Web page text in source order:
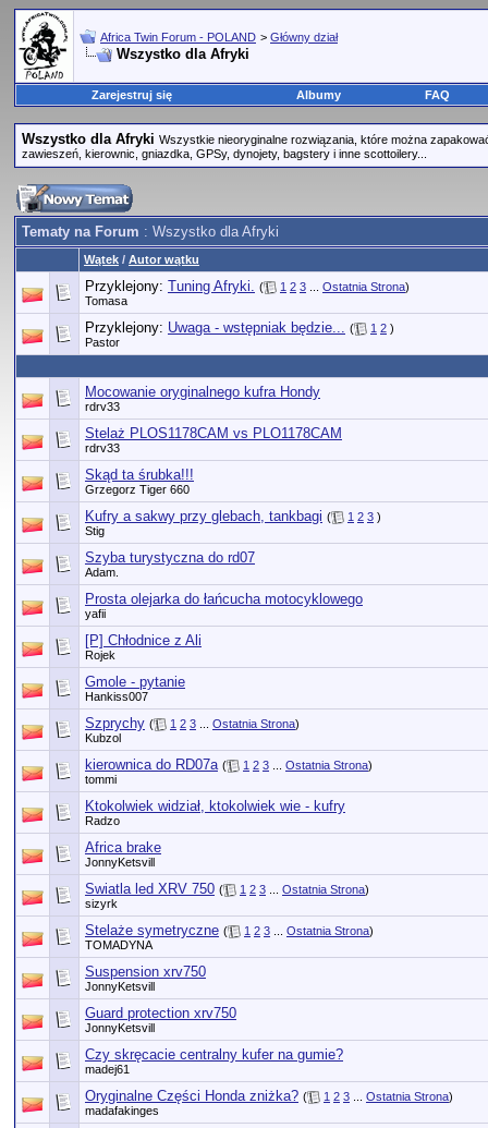
Africa Twin Forum - POLAND > Główny dział
Wszystko dla Afryki
Zarejestruj się Albumy FAQ
Wszystko dla Afryki Wszystkie nieoryginalne rozwiązania, które można
zawieszeń, kierownic, gniazdka, GPSy, dynojety, bagstery i inne scottoilery...
Tematy na Forum : Wszystko dla Afryki
Wątek / Autor wątku
Przyklejony: Tuning Afryki. ( 1 2 3 Ostatnia Strona)
Tomasa
Przyklejony: Uwaga - wstępniak będzie... ( 1 2 )
Pastor
Mocowanie oryginalnego kufra Hondy
rdrv33
Stelaż PLOS1178CAM vs PLO1178CAM
rdrv33
Skąd ta śrubka!!!
Grzegorz Tiger 660
Kufry a sakwy przy glebach, tankbagi ( 1 2 3 )
Stig
Szyba turystyczna do rd07
Adam.
Prosta olejarka do łańcucha motocyklowego
yafii
[P] Chłodnice z Ali
Rojek
Gmole - pytanie
Hankiss007
Szprychy ( 1 2 3 Ostatnia Strona)
Kubzol
kierownica do RD07a ( 1 2 3 Ostatnia Strona)
tommi
Ktokolwiek widział, ktokolwiek wie - kufry
Radzo
Africa brake
JonnyKetsvill
Swiatla led XRV 750 ( 1 2 3 Ostatnia Strona)
sizyrk
Stelaże symetryczne ( 1 2 3 Ostatnia Strona)
TOMADYNA
Suspension xrv750
JonnyKetsvill
Guard protection xrv750
JonnyKetsvill
Czy skręcacie centralny kufer na gumie?
madej61
Oryginalne Części Honda zniżka? ( 1 2 3 Ostatnia Strona)
madafakinges